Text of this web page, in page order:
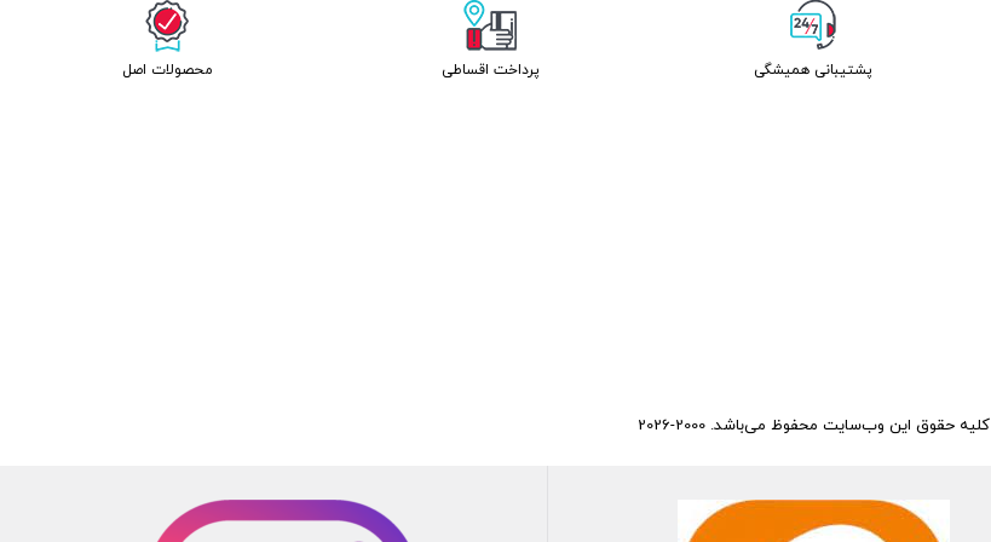
پشتیبانی همیشگی پرداخت اقساطی محصولات اصل
کلیه حقوق این وب‌سایت محفوظ می‌باشد. 2000-2026